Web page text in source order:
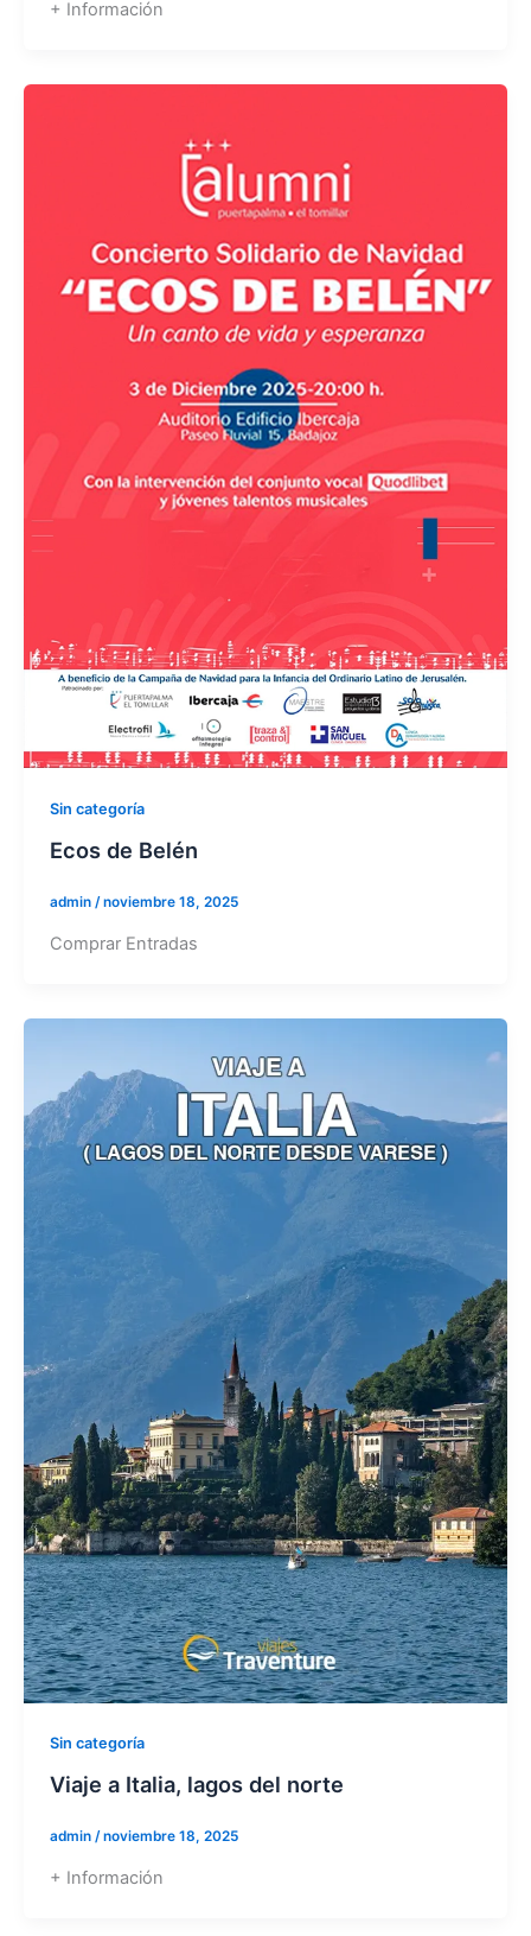
+ Información
Sin categoría
Ecos de Belén
admin /noviembre 18, 2025
Comprar Entradas
Sin categoría
Viaje a Italia, lagos del norte
admin /noviembre 18, 2025
+ Información